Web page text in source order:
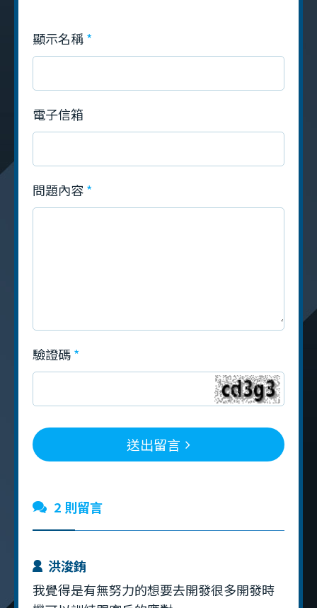
顯示名稱
電子信箱
問題內容
驗證碼
送出留言
2 則留言
洪浚銪
我覺得是有無努力的想要去開發很多開發時